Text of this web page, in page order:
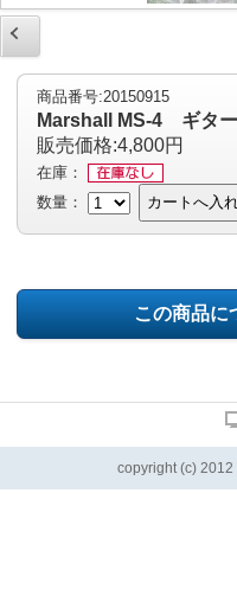
商品番号:20150915
Marshall MS-4 ギタ
販売価格:4,800円
在庫：
数量：
カートへ入
この商品に
copyright (c)